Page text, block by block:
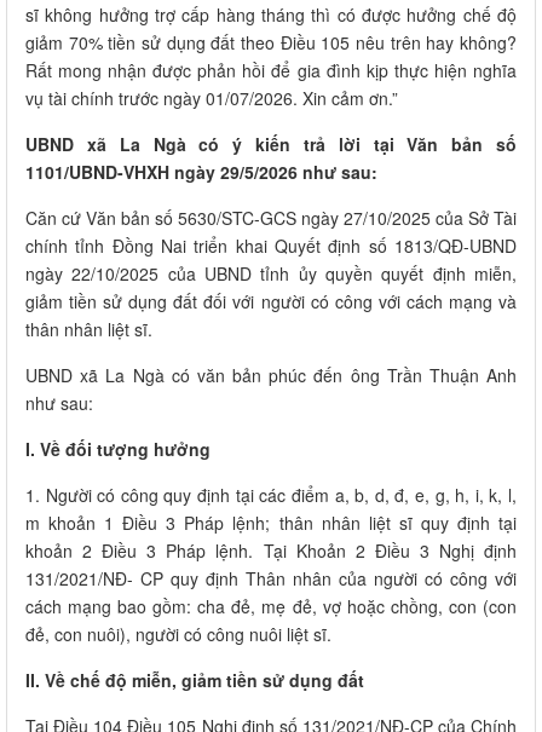
sĩ không hưởng trợ cấp hàng tháng thì có được hưởng chế độ
giảm 70% tiền sử dụng đất theo Điều 105 nêu trên hay không?
Rất mong nhận được phản hồi để gia đình kịp thực hiện nghĩa
vụ tài chính trước ngày 01/07/2026. Xin cảm ơn.”
UBND xã La Ngà có ý kiến trả lời tại Văn bản số
1101/UBND-VHXH ngày 29/5/2026 như sau:
Căn cứ Văn bản số 5630/STC-GCS ngày 27/10/2025 của Sở Tài
chính tỉnh Đồng Nai triển khai Quyết định số 1813/QĐ-UBND
ngày 22/10/2025 của UBND tỉnh ủy quyền quyết định miễn,
giảm tiền sử dụng đất đối với người có công với cách mạng và
thân nhân liệt sĩ.
UBND xã La Ngà có văn bản phúc đến ông Trần Thuận Anh
như sau:
I. Về đối tượng hưởng
1. Người có công quy định tại các điểm a, b, d, đ, e, g, h, i, k, l,
m khoản 1 Điều 3 Pháp lệnh; thân nhân liệt sĩ quy định tại
khoản 2 Điều 3 Pháp lệnh. Tại Khoản 2 Điều 3 Nghị định
131/2021/NĐ- CP quy định Thân nhân của người có công với
cách mạng bao gồm: cha đẻ, mẹ đẻ, vợ hoặc chồng, con (con
đẻ, con nuôi), người có công nuôi liệt sĩ.
II. Về chế độ miễn, giảm tiền sử dụng đất
Tại Điều 104 Điều 105 Nghị định số 131/2021/NĐ-CP của Chính